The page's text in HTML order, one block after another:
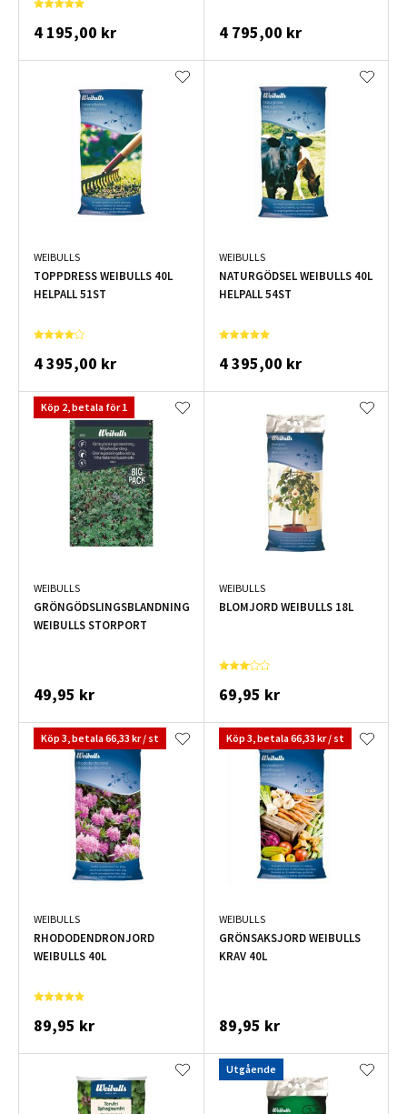
4 195,00 kr 4 795,00 kr
WEIBULLS
TOPPDRESS WEIBULLS 40L
HELPALL 51ST
4 395,00 kr
WEIBULLS
NATURGÖDSEL WEIBULLS 40L
HELPALL 54ST
4 395,00 kr
Köp 2, betala för 1
WEIBULLS
GRÖNGÖDSLINGSBLANDNING
WEIBULLS STORPORT
49,95 kr
WEIBULLS
BLOMJORD WEIBULLS 18L
69,95 kr
Köp 3, betala 66,33 kr / st
WEIBULLS
RHODODENDRONJORD
WEIBULLS 40L
89,95 kr
Köp 3, betala 66,33 kr / st
WEIBULLS
GRÖNSAKSJORD WEIBULLS
KRAV 40L
89,95 kr
Utgående